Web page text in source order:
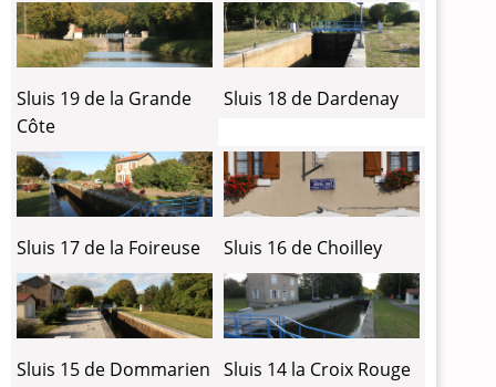
Sluis 19 de la Grande
Côte
Sluis 18 de Dardenay
Sluis 17 de la Foireuse Sluis 16 de Choilley
Sluis 15 de Dommarien Sluis 14 la Croix Rouge